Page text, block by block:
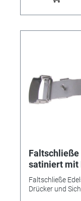
Faltschließe
satiniert mit
Faltschließe
Drücker und